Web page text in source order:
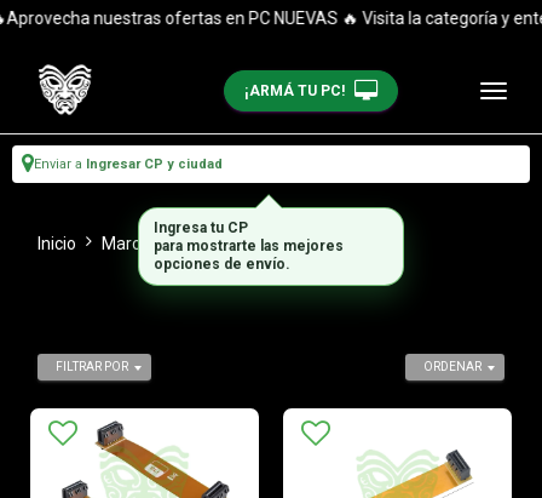
nuestras ofertas en PC NUEVAS 🔥 Visita la categoría y
¡ARMÁ TU PC!
Enviar a Ingresar CP y ciudad
Inicio Marca Nvidia
ORDENAR
FILTRAR POR
Ingresa tu CP
para mostrarte las mejores
opciones de envío.